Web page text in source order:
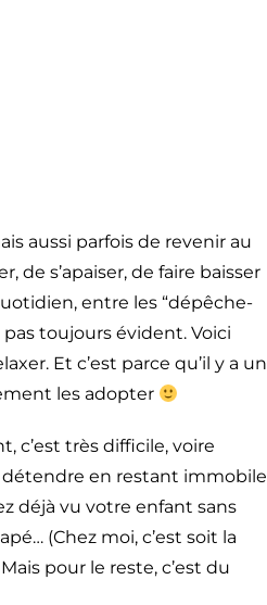
aussi parfois de revenir au
de s’apaiser, de faire baisser
entre les “dépêche-
pas toujours évident. Voici
Et c’est parce qu’il y a un
les adopter
c’est très difficile, voire
détendre en restant immobile
déjà vu votre enfant sans
(Chez moi, c’est soit la
pour le reste, c’est du